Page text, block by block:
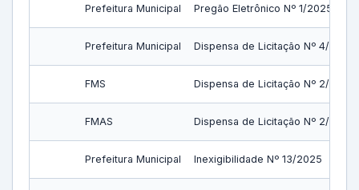
Prefeitura Municipal Pregão Eletrônico Nº 1/2025
Prefeitura Municipal Dispensa de Licitação Nº 4/2025
FMS Dispensa de Licitação Nº 2/2025
FMAS Dispensa de Licitação Nº 2/2025
Prefeitura Municipal Inexigibilidade Nº 13/2025